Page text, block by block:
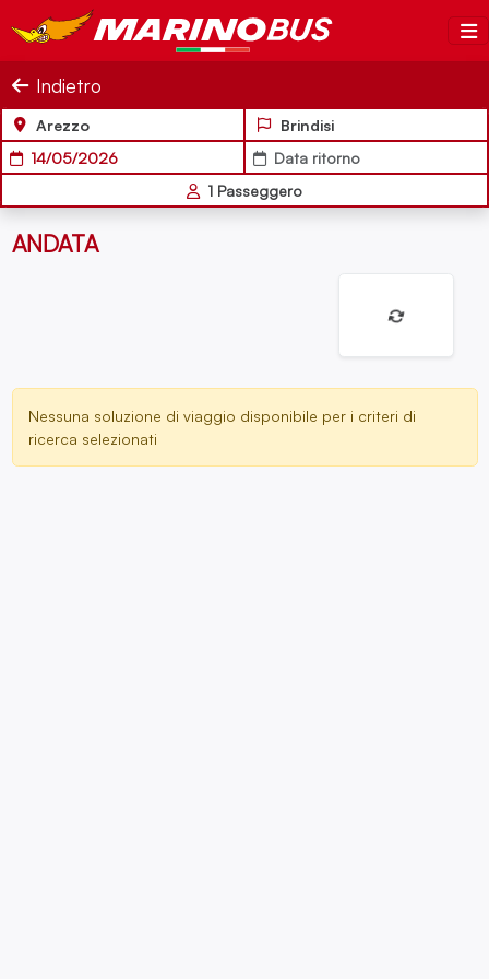
Salta al contenuto
MarinoBus
Indietro
Arezzo
Brindisi
14/05/2026
Data ritorno
1 Passeggero
ANDATA
Nessuna soluzione di viaggio disponibile per i criteri di
ricerca selezionati